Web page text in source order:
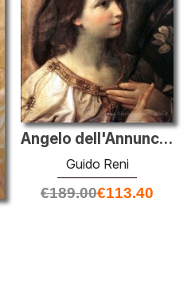
Angelo dell'Annunciazione
Guido Reni
€189.00€113.40